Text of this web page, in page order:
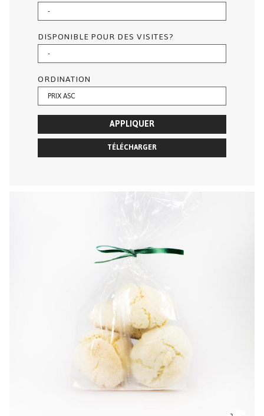
DISPONIBLE POUR DES VISITES?
ORDINATION
APPLIQUER
TÉLÉCHARGER